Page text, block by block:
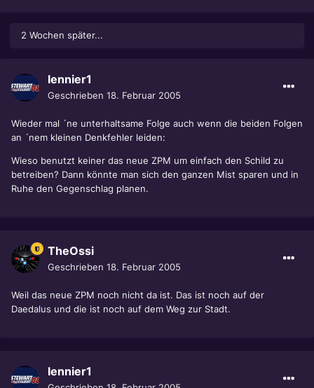
2 Wochen später...
lennier1
Geschrieben 18. Februar 2005
Wieder mal ´ne unterhaltsame Folge auch wenn die beiden Folgen
an ´nem kleinen Denkfehler leiden:
Wieso benutzt keiner das neue ZPM um einfach den Schild zu
betreiben? Dann könnte man sich den ganzen Mist sparen und in
Ruhe den Gegenschlag planen.
TheOssi
Geschrieben 18. Februar 2005
Weil das neue ZPM noch nicht da ist. Das ist noch auf der
Daedalus und die ist noch auf dem Weg zur Stadt.
lennier1